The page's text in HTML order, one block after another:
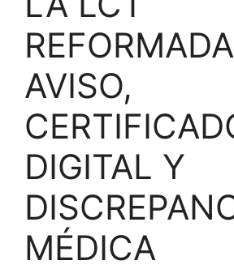
AVISO,
DIGITAL Y
MÉDICA